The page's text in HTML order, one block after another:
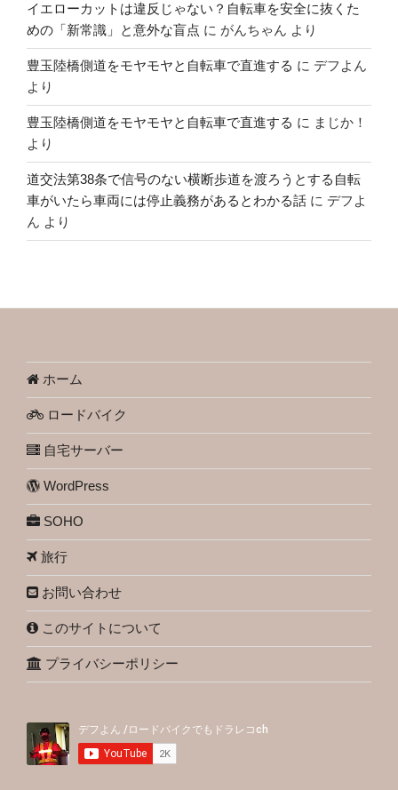
イエローカットは違反じゃない？自転車を安全に抜くた
めの「新常識」と意外な盲点 に がんちゃん より
豊玉陸橋側道をモヤモヤと自転車で直進する に デフよん
より
豊玉陸橋側道をモヤモヤと自転車で直進する に まじか！
より
道交法第38条で信号のない横断歩道を渡ろうとする自転
車がいたら車両には停止義務があるとわかる話 に デフよ
ん より
ホーム
ロードバイク
自宅サーバー
WordPress
SOHO
旅行
お問い合わせ
このサイトについて
プライバシーポリシー